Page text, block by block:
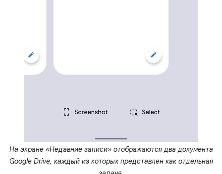
На экране «Недавние записи» отображаются два документа
Google Drive, каждый из которых представлен как отдельная